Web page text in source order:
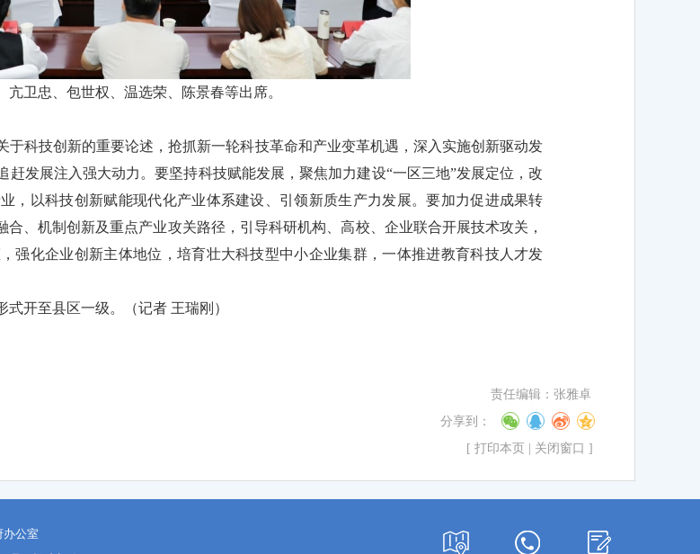
卫忠、包世权、温选荣、陈景春等出席。
科技创新的重要论述，抢抓新一轮科技革命和产业变革机遇，深入实施创新驱动发
发展注入强大动力。要坚持科技赋能发展，聚焦加力建设“一区三地”发展定位，改
，以科技创新赋能现代化产业体系建设、引领新质生产力发展。要加力促进成果转
、机制创新及重点产业攻关路径，引导科研机构、高校、企业联合开展技术攻关，
强化企业创新主体地位，培育壮大科技型中小企业集群，一体推进教育科技人才发
式开至县区一级。（记者 王瑞刚 ）
责任编辑：张雅卓
分享到：
[ 打印本页 关闭窗口 ]
办公室